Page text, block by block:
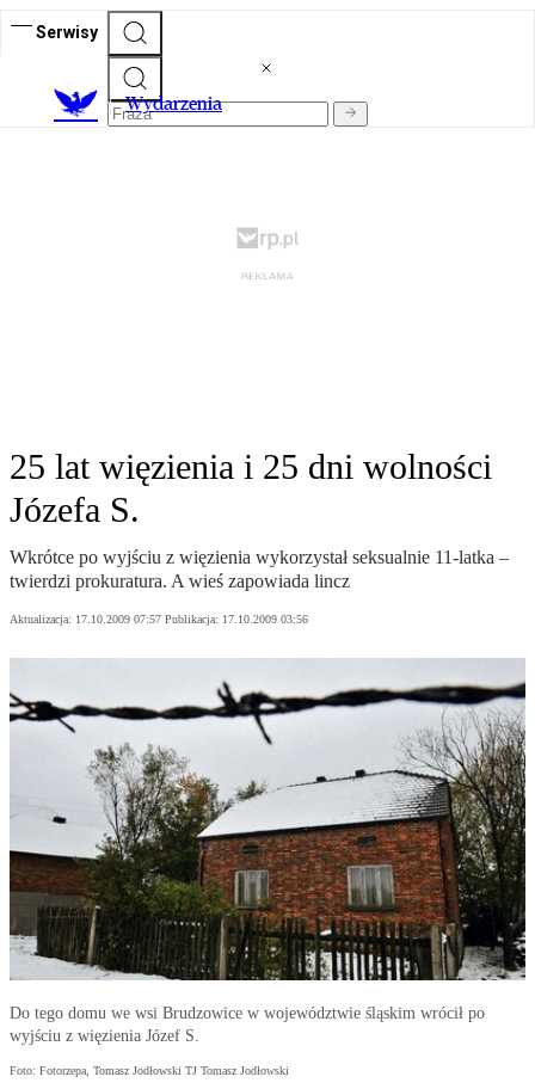
Serwisy
Wydarzenia
25 lat więzienia i 25 dni wolności
Józefa S.
Wkrótce po wyjściu z więzienia wykorzystał seksualnie 11-latka –
twierdzi prokuratura. A wieś zapowiada lincz
Aktualizacja: 17.10.2009 07:57 Publikacja: 17.10.2009 03:56
Do tego domu we wsi Brudzowice w województwie śląskim wrócił po
wyjściu z więzienia Józef S.
Foto: Fotorzepa, Tomasz Jodłowski TJ Tomasz Jodłowski